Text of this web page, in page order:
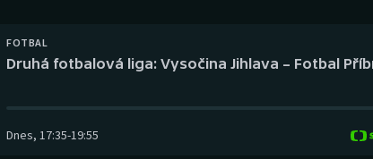
Dostihy
Futsal
FOTBAL
Druhá fotbalová liga: Vysočina Jihlava – Fotbal
Dnes, 17:35-19:55